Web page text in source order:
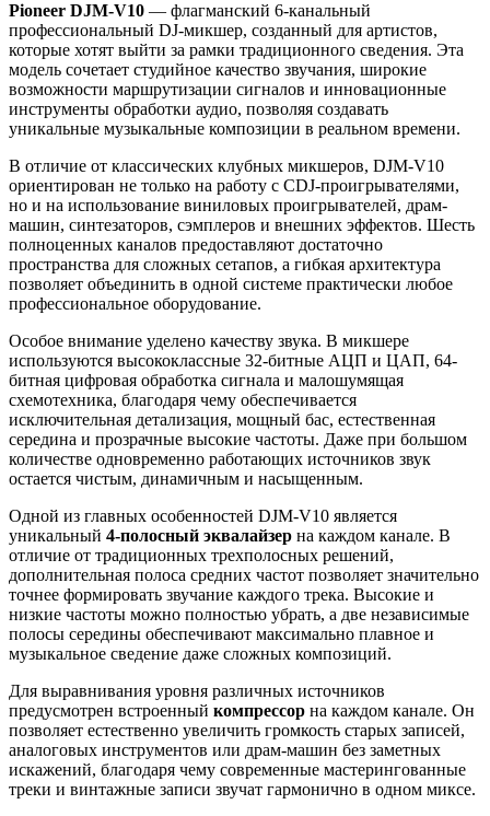
Pioneer DJM-V10 — флагманский 6-канальный
профессиональный DJ-микшер, созданный для артистов,
которые хотят выйти за рамки традиционного сведения. Эта
модель сочетает студийное качество звучания, широкие
возможности маршрутизации сигналов и инновационные
инструменты обработки аудио, позволяя создавать
уникальные музыкальные композиции в реальном времени.
В отличие от классических клубных микшеров, DJM-V10
ориентирован не только на работу с CDJ-проигрывателями,
но и на использование виниловых проигрывателей, драм-
машин, синтезаторов, сэмплеров и внешних эффектов. Шесть
полноценных каналов предоставляют достаточно
пространства для сложных сетапов, а гибкая архитектура
позволяет объединить в одной системе практически любое
профессиональное оборудование.
Особое внимание уделено качеству звука. В микшере
используются высококлассные 32-битные АЦП и ЦАП, 64-
битная цифровая обработка сигнала и малошумящая
схемотехника, благодаря чему обеспечивается
исключительная детализация, мощный бас, естественная
середина и прозрачные высокие частоты. Даже при большом
количестве одновременно работающих источников звук
остается чистым, динамичным и насыщенным.
Одной из главных особенностей DJM-V10 является
уникальный 4-полосный эквалайзер на каждом канале. В
отличие от традиционных трехполосных решений,
дополнительная полоса средних частот позволяет значительно
точнее формировать звучание каждого трека. Высокие и
низкие частоты можно полностью убрать, а две независимые
полосы середины обеспечивают максимально плавное и
музыкальное сведение даже сложных композиций.
Для выравнивания уровня различных источников
предусмотрен встроенный компрессор на каждом канале. Он
позволяет естественно увеличить громкость старых записей,
аналоговых инструментов или драм-машин без заметных
искажений, благодаря чему современные мастерингованные
треки и винтажные записи звучат гармонично в одном миксе.